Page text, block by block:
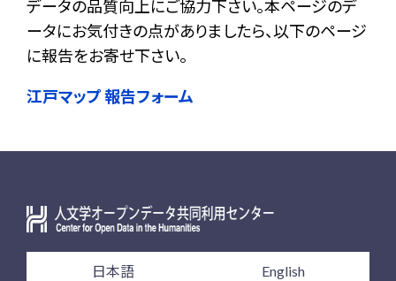
データの品質向上にご協力下さい。本ページのデ
ータにお気付きの点がありましたら、以下のページ
に報告をお寄せ下さい。
江戸マップ 報告フォーム
日本語 English